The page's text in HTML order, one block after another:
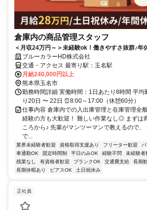
倉庫内の商品管理スタッフ
＜月収24万円～＞未経験ok！働きやすさ抜群♪年
ブルーカラーHD株式会社
交通・アクセス 最寄り駅：玉名駅
月給240,000円以上
熊本県玉名市
勤務時間詳細 実働時間：1日あたり8時間 平均
り20日 〜 22日 ⏰8:00～17:00（休憩60分）
仕事内容 倉庫内での入出庫管理と在庫管理全
経験の方も大歓迎！ 難しい作業なし◎ まずは
ころから♪ 先輩がマンツーマンで教えるので
で...
業界未経験者歓迎 資格取得支援あり フリーター歓迎
車通勤OK
固定時間制 平日のみOK 経験不問 未経験者
残業なし
有資格者歓迎 ブランクOK 交通費支給 長期
長期休暇あり
ピアスOK 土日祝休み
正社員